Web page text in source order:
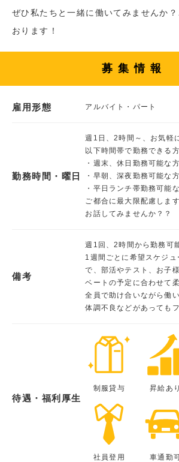
ぜひ私たちと一緒に働いてみませんか
おります！
募集情報
雇用形態 アルバイト・パート
勤務時間・曜日
週1日、2時間～、お気軽
以下時間帯で勤務できる
・週末、休日勤務可能な方
・早朝、深夜勤務可能な方
・平日ランチ帯勤務可能
ご都合に最大限配慮しま
お話してみませんか？？
備考
週1回、2時間から勤務可
1週間ごとに希望スケジ
で、部活やテスト、お子
ベートの予定に合わせて
全員で助け合いながら働
体調不良などがあっても
待遇・福利厚生
制服貸与 昇給あり
社員登用 車通勤